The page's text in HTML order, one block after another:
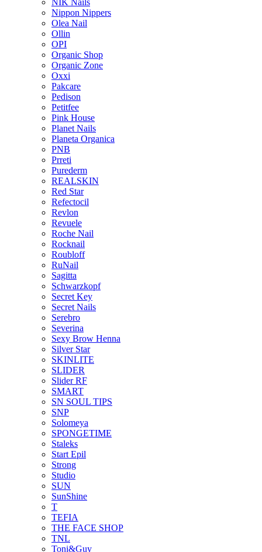
NIK Nails
Nippon Nippers
Olea Nail
Ollin
OPI
Organic Shop
Organic Zone
Oxxi
Pakcare
Pedison
Petitfee
Pink House
Planet Nails
Planeta Organica
PNB
Prreti
Purederm
REALSKIN
Red Star
Refectocil
Revlon
Revuele
Roche Nail
Rocknail
Roubloff
RuNail
Sagitta
Schwarzkopf
Secret Key
Secret Nails
Serebro
Severina
Sexy Brow Henna
Silver Star
SKINLITE
SLIDER
Slider RF
SMART
SN SOUL TIPS
SNP
Solomeya
SPONGETIME
Staleks
Start Epil
Strong
Studio
SUN
SunShine
T
TEFIA
THE FACE SHOP
TNL
Toni&Guy